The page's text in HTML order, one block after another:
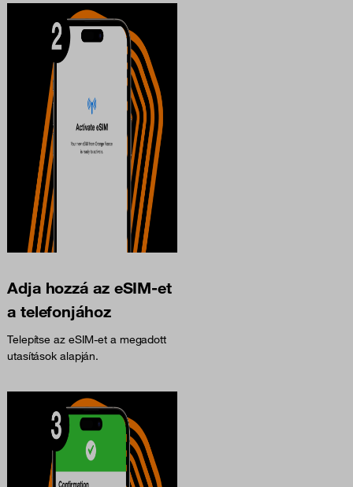
Adja hozzá az eSIM-et
a telefonjához
Telepítse az eSIM-et a megadott
utasítások alapján.